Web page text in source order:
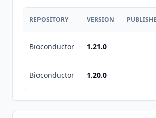
REPOSITORY VERSION
Bioconductor 1.21.0
Bioconductor 1.20.0